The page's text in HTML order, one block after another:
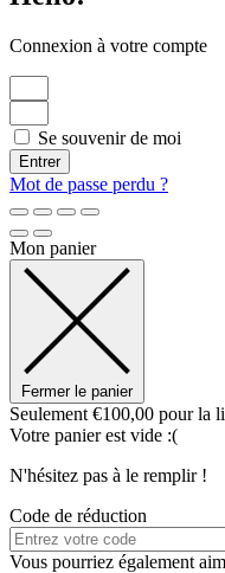
Connexion à votre compte
Se souvenir de moi
Entrer
Mot de passe perdu ?
Mon panier
Fermer le panier
Seulement €100,00 pour la
Votre panier est vide :(
N'hésitez pas à le remplir !
Code de réduction
Vous pourriez également